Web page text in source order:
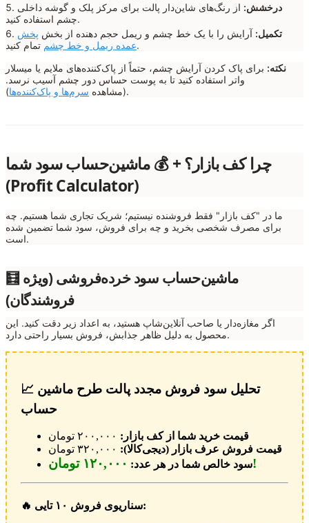
درخشش: از رنگ‌های شاین‌دار پالت برای مرکز پلک و گوشه داخلی
چشم استفاده کنید.
تکمیل: آرایش را با یک خط چشم و ریمل حجم دهنده از بخش پخش
عمده ریمل و خط چشمتمام کنید.
نکته: برای پاک کردن آرایش چشم، حتماً از پاک‌کننده‌های ملایم یا میسلار
واتر استفاده کنید تا به پوست حساس دور چشم آسیب نرسد.
(مشاهده سرم‌ها و پاک‌کننده‌ها ).
چرا کف بازار؟ + 💰 ماشین‌حساب سود شما
(Profit Calculator)
ما در "کف بازار" فقط فروشنده نیستیم؛ شریک تجاری شما هستیم. چه
برای مصرف شخصی بخرید و چه برای فروش، سود شما تضمین شده
است.
🧮 ماشین‌حساب سود خرده‌فروشی (ویژه
فروشندگان)
اگر مغازه‌دار یا صاحب آنلاین‌شاپ هستید، به اعداد زیر دقت کنید. این
محصول به دلیل ظاهر جذابش، فروش بسیار راحتی دارد.
📈 تحلیل سود فروش مجدد پالت طرح ماشین
حساب
قیمت خرید شما از کف بازار:
قیمت فروش عرف بازار (دیجی‌کالا):
سود خالص شما در هر عدد:۱۲۰,۰۰۰ تومان!
🔥 سناریوی فروش ۱۰ تایی: